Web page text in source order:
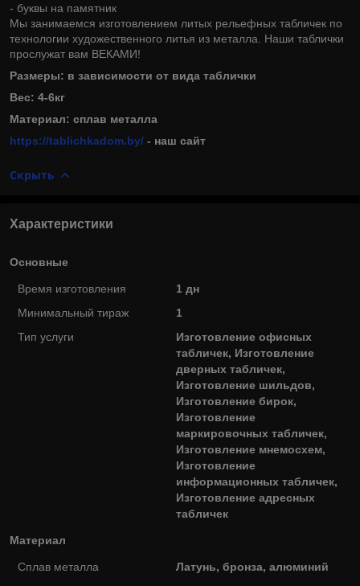
- буквы на памятник
Мы занимаемся изготовлением литых рельефных табличек по
технологии художественного литья из металла. Наши таблички
прослужат вам ВЕКАМИ!
Размеры: в зависимости от вида таблички
Вес: 4-6кг
Материал: сплав металла
https://tablichkadom.by/ - наш сайт
Скрыть
Характеристики
Основные
Время изготовления
1 дн
Минимальный тираж
1
Тип услуги
Изготовление офисных
табличек, Изготовление
дверных табличек,
Изготовление шильдов,
Изготовление бирок,
Изготовление
маркировочных табличек,
Изготовление мнемосхем,
Изготовление
информационных табличек,
Изготовление адресных
табличек
Материал
Сплав металла Латунь, бронза, алюминий